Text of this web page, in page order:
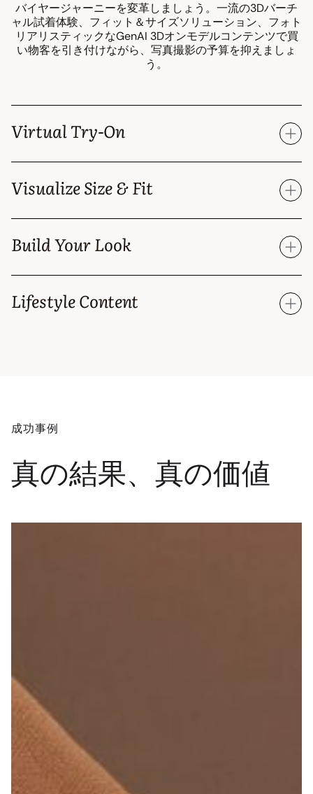
バイヤージャーニーを変革しましょう。一流の3Dバーチ
ャル試着体験、フィット＆サイズソリューション、フォト
リアリスティックなGenAI 3Dオンモデルコンテンツで買
い物客を引き付けながら、写真撮影の予算を抑えましょ
う。
Virtual Try-On
watches. No image updload, or 3D files required.
Learn More
Visualize Size & Fit
reducing returns and improving customer
confidence.
Build Your Look
to increase cart size. Allow your shoppers to
create and try-on their jewelry looks virtually.
Lifestyle Content
成功事例
真の結果、真の価値